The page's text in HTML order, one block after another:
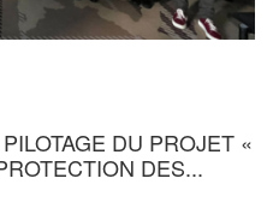
DU PROJET «
DES...